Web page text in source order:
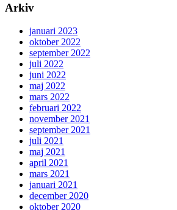
Arkiv
januari 2023
oktober 2022
september 2022
juli 2022
juni 2022
maj 2022
mars 2022
februari 2022
november 2021
september 2021
juli 2021
maj 2021
april 2021
mars 2021
januari 2021
december 2020
oktober 2020